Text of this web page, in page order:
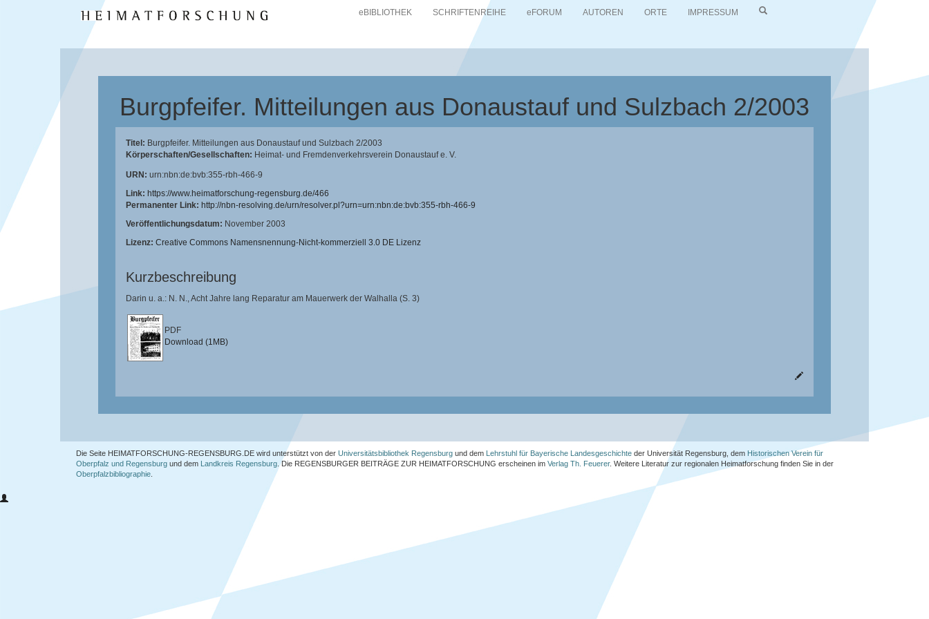
eBIBLIOTHEK SCHRIFTENREIHE eFORUM AUTOREN ORTE IMPRESSUM
Burgpfeifer. Mitteilungen aus Donaustauf und Sulzbach 2/2003
Titel: Burgpfeifer. Mitteilungen aus Donaustauf und Sulzbach 2/2003
Körperschaften/Gesellschaften: Heimat- und Fremdenverkehrsverein Donaustauf e. V.
URN: urn:nbn:de:bvb:355-rbh-466-9
Link: https://www.heimatforschung-regensburg.de/466
Permanenter Link: http://nbn-resolving.de/urn/resolver.pl?urn=urn:nbn:de:bvb:355-rbh-466-9
Veröffentlichungsdatum: November 2003
Lizenz: Creative Commons Namensnennung-Nicht-kommerziell 3.0 DE Lizenz
Kurzbeschreibung
Darin u. a.: N. N., Acht Jahre lang Reparatur am Mauerwerk der Walhalla (S. 3)
PDF
Download (1MB)
Die Seite HEIMATFORSCHUNG-REGENSBURG.DE wird unterstützt von der Universitätsbibliothek Regensburg und dem Lehrstuhl für Bayerische Landesgeschichte der Universität Regensburg, dem Historischen Verein für
Oberpfalz und Regensburg und dem Landkreis Regensburg . Die REGENSBURGER BEITRÄGE ZUR HEIMATFORSCHUNG erscheinen im Verlag Th. Feuerer. Weitere Literatur zur regionalen Heimatforschung finden Sie in der
Oberpfalzbibliographie